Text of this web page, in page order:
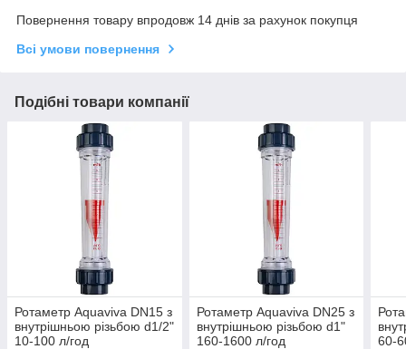
Повернення товару впродовж 14 днів за рахунок покупця
Всі умови повернення
Подібні товари компанії
Ротаметр Aquaviva DN15 з
внутрішньою різьбою d1/2"
10-100 л/год
Ротаметр Aquaviva DN25 з
внутрішньою різьбою d1"
160-1600 л/год
60-